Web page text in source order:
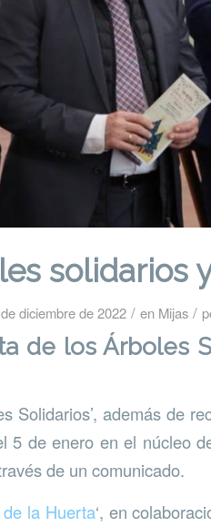
solidarios
diciembre de 2022 / en Mijas /
de los Árboles
Solidarios’, además de
5 de enero en el núcleo
de un comunicado.
la Huerta‘, en